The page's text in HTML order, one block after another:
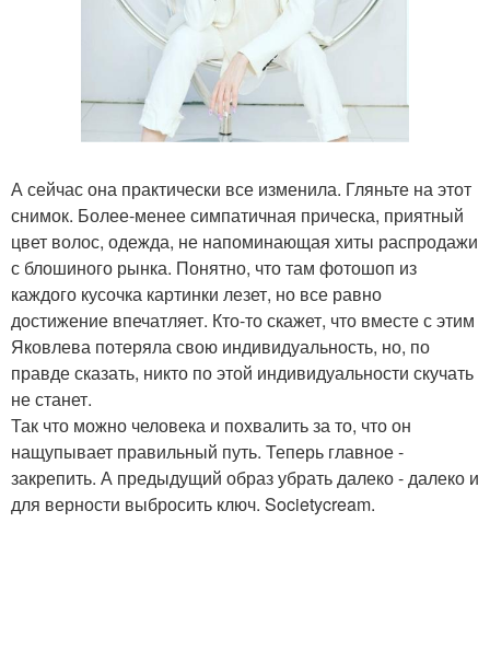
А сейчас она практически все изменила. Гляньте на этот
снимок. Более-менее симпатичная прическа, приятный
цвет волос, одежда, не напоминающая хиты распродажи
с блошиного рынка. Понятно, что там фотошоп из
каждого кусочка картинки лезет, но все равно
достижение впечатляет. Кто-то скажет, что вместе с этим
Яковлева потеряла свою индивидуальность, но, по
правде сказать, никто по этой индивидуальности скучать
не станет.
Так что можно человека и похвалить за то, что он
нащупывает правильный путь. Теперь главное -
закрепить. А предыдущий образ убрать далеко - далеко и
для верности выбросить ключ. Societycream.